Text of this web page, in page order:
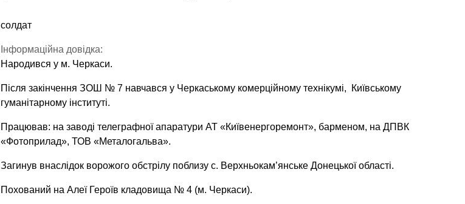
солдат
Інформаційна довідка:
Народився у м. Черкаси.
Після закінчення ЗОШ № 7 навчався у Черкаському комерційному технікумі, Київському
гуманітарному інституті.
Працював: на заводі телеграфної апаратури АТ «Київенергоремонт», барменом, на ДПВК
«Фотоприлад», ТОВ «Металогальва».
Загинув внаслідок ворожого обстрілу поблизу с. Верхньокам’янське Донецької області.
Похований на Алеї Героїв кладовища № 4 (м. Черкаси).